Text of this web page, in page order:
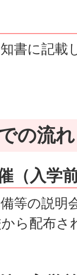
書に記載
の流れ
（入学
等の説明
ら配布さ